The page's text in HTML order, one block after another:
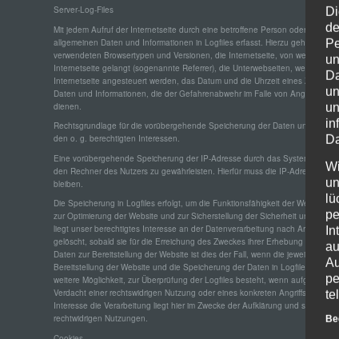
Server-Log-Files
Mit jedem Aufruf der Internetseite durch eine betroffene Person oder ein
allgemeinen Daten und Informationen in Logfiles erfasst. Hierzu gehören
verwendeten Browsertypen und Versionen, die Internetseite, von welcher
Internetseite gelangt (sogenannte Referrer), die Unterwebseiten, welche
Internetseite angesteuert werden, das Datum und die Uhrzeit eines Zugriffs
Daten und Informationen, die der Gefahrenabwehr im Falle von Angriffen
dienen.
Rechtsgrundlage für die vorübergehende Speicherung der Daten und der
den o. g. berechtigten Interessen.
Eine vorübergehende Speicherung der IP-Adresse durch das System ist
den Rechner des Nutzers zu gewährleisten. Hierfür muss die IP-Adresse
bleiben.
Die Speicherung in Logfiles erfolgt, um die Funktionsfähigkeit der Website
zur Optimierung der Website und zur Sicherstellung der Sicherheit unserer
liegt unser berechtigtes Interesse an der Datenverarbeitung nach Art. 6
gelöscht, sobald sie für die Erreichung des Zweckes ihrer Erhebung nicht
Daten zur Bereitstellung der Website ist dies der Fall, wenn die jeweilige
Bereitstellung der Website und die Speicherung der Daten in Logfiles ist für
weitere Möglichkeit, zur Überprüfung der Logfiles besteht, wenn aufgrund
Verdacht einer rechtswidrigen Nutzung oder eines konkreten Angriffs auf
Interesse die Verarbeitung liegt hier im Zwecke der Aufklärung und
rechtwidrigen Nutzungen.